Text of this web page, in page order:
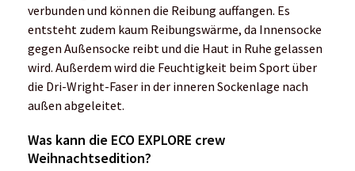
verbunden und können die Reibung auffangen. Es
entsteht zudem kaum Reibungswärme, da Innensocke
gegen Außensocke reibt und die Haut in Ruhe gelassen
wird. Außerdem wird die Feuchtigkeit beim Sport über
die Dri-Wright-Faser in der inneren Sockenlage nach
außen abgeleitet.
Was kann die ECO EXPLORE crew
Weihnachtsedition?